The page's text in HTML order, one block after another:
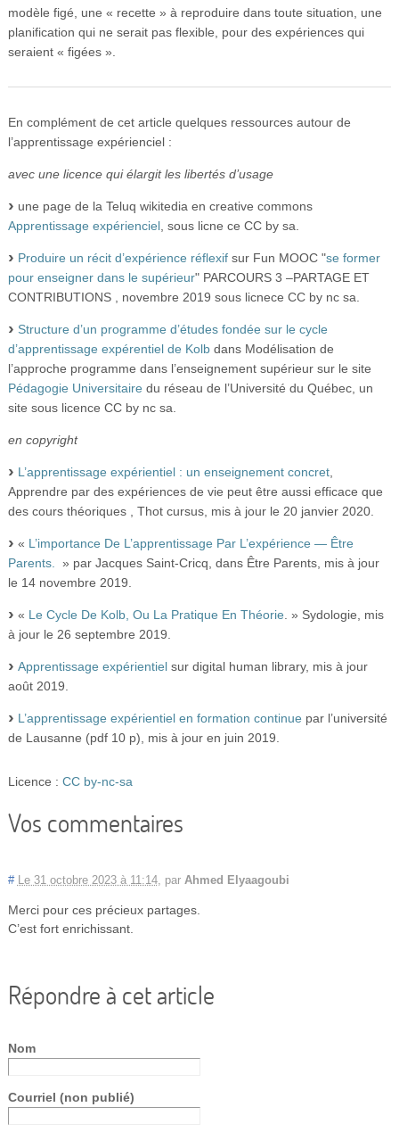
modèle figé, une « recette » à reproduire dans toute situation, une
planification qui ne serait pas flexible, pour des expériences qui
seraient « figées ».
En complément de cet article quelques ressources autour de
l’apprentissage expérienciel :
avec une licence qui élargit les libertés d’usage
une page de la Teluq wikitedia en creative commons
Apprentissage expérienciel, sous licne ce CC by sa.
Produire un récit d’expérience réflexifsur Fun MOOC "se former
pour enseigner dans le supérieur" PARCOURS 3 –PARTAGE ET
CONTRIBUTIONS , novembre 2019 sous licnece CC by nc sa.
Structure d’un programme d’études fondée sur le cycle
d’apprentissage expérentiel de Kolbdans Modélisation de
l’approche programme dans l’enseignement supérieur sur le site
Pédagogie Universitaire du réseau de l’Université du Québec, un
site sous licence CC by nc sa.
en copyright
L’apprentissage expérientiel : un enseignement concret,
Apprendre par des expériences de vie peut être aussi efficace que
des cours théoriques , Thot cursus, mis à jour le 20 janvier 2020.
« L’importance De L’apprentissage Par L’expérience — Être
Parents.
» par Jacques Saint-Cricq, dans Être Parents, mis à jour
le 14 novembre 2019.
« Le Cycle De Kolb, Ou La Pratique En Théorie . » Sydologie, mis
à jour le 26 septembre 2019.
Apprentissage expérientielsur digital human library, mis à jour
août 2019.
L’apprentissage expérientiel en formation continue par l’université
de Lausanne (pdf 10 p), mis à jour en juin 2019.
Licence : CC by-nc-sa
Vos commentaires
# Le 31 octobre 2023 à 11:14, par Ahmed Elyaagoubi
Merci pour ces précieux partages.
C’est fort enrichissant.
Répondre à cet article
Nom
Courriel (non publié)